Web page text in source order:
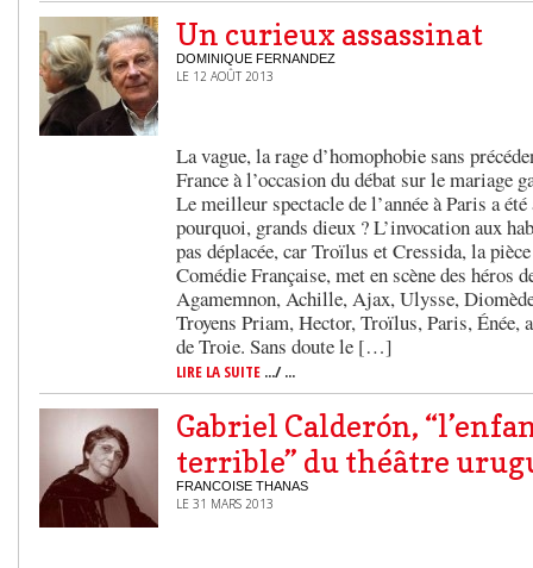
Un curieux assassinat
DOMINIQUE FERNANDEZ
LE 12 AOÛT 2013
La vague, la rage d’homophobie sans
France à l’occasion du débat sur le mariage
Le meilleur spectacle de l’année à Paris a
pourquoi, grands dieux ? L’invocation aux
pas déplacée, car Troïlus et Cressida, la
Comédie Française, met en scène des héros
Agamemnon, Achille, Ajax, Ulysse,
Troyens Priam, Hector, Troïlus, Paris, Énée,
de Troie. Sans doute le […]
LIRE LA SUITE .../ ...
Gabriel Calderón,
terrible” du théâtre
FRANCOISE THANAS
LE 31 MARS 2013